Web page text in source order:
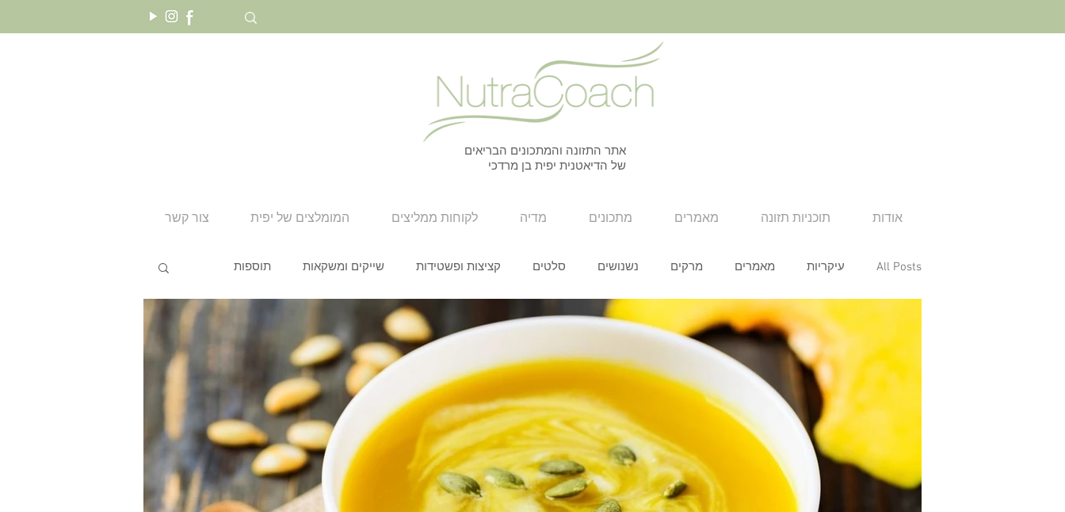
אתר התזונה והמתכונים הבריאים
של הדיאטנית יפית בן מרדכי
אודות תוכניות תזונה מאמרים מתכונים מדיה לקוחות ממליצים המומלצים של יפית צור קשר
All Posts עיקריות מאמרים מרקים נשנושים סלטים קציצות ופשטידות שייקים ומשקאות תוספות
ארוחת צהריים ארוחת ערב סנדוויצים חגים כל המתכונים עצמאות חגי תשרי
פסח דיאטטי ללא גלוטן קינוחים ללא אפייה קינוחים ללא גלוטן מאפים ארוחת בוקר
ממרחים ורטבים קינוחים ומתוקים מדיה